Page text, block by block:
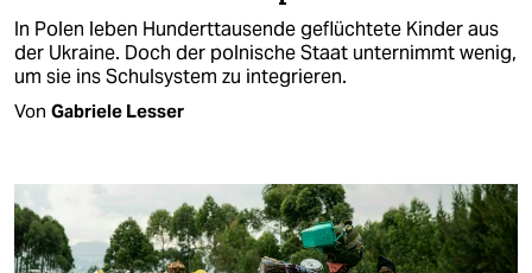
In Polen leben Hunderttausende geflüchtete Kinder aus
der Ukraine. Doch der polnische Staat unternimmt wenig,
um sie ins Schulsystem zu integrieren.
Von Gabriele Lesser